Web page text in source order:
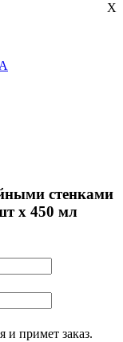
X
стенками
х 450 мл
примет заказ.